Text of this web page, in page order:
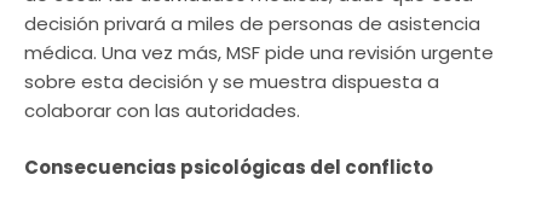
decisión privará a miles de personas de asistencia
médica. Una vez más, MSF pide una revisión urgente
sobre esta decisión y se muestra dispuesta a
colaborar con las autoridades.
Consecuencias psicológicas del conflicto